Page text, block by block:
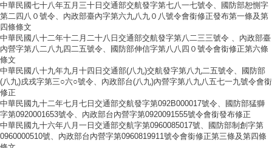
中華民國七十八年五月三十日交通部交航發字第七八一七號令、國防部恕惻字
第二四八０號令、內政部臺內字第六九八九０八號令會銜修正發布第一條及第
四條條文
中華民國八十二年十二月二十八日交通部交航發字第八二三三號令 、內政部臺
內營字第八二八九四二五號令、國防部伸信字第八八四０號令會銜修正第六條
條文
中華民國八十九年九月十四日交通部(八九)交航發字第八九二五號令、國防部
(八九)戌戎字第三○六○號令、內政部台(八九)內營字第八九八五七一九號令會銜
修正
中華民國九十二年七月七日交通部交航發字第092B000017號令、國防部猛獅
字第0920001653號令、內政部台內營字第0920091555號令會銜發布修正
中華民國九十六年八月一日交通部交航字第0960085017號、國防部制創字第
0960000510號、內政部台內營字第0960819911號令會銜修正第三條及第四條